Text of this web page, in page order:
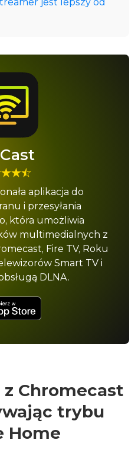
aplikacja do
i przesyłania
która umożliwia
multimedialnych z
Fire TV, Roku
Smart TV i
DLNA.
Chromecast
trybu
Home